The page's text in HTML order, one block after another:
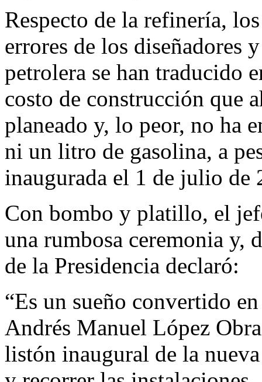
Respecto de la refinería,
errores de los diseñadores
petrolera se han traducido
costo de construcción que
planeado y, lo peor, no ha
ni un litro de gasolina, a
inaugurada el 1 de julio de
Con bombo y platillo, el
una rumbosa ceremonia y,
de la Presidencia declaró:
“Es un sueño convertido
Andrés Manuel López
listón inaugural de la